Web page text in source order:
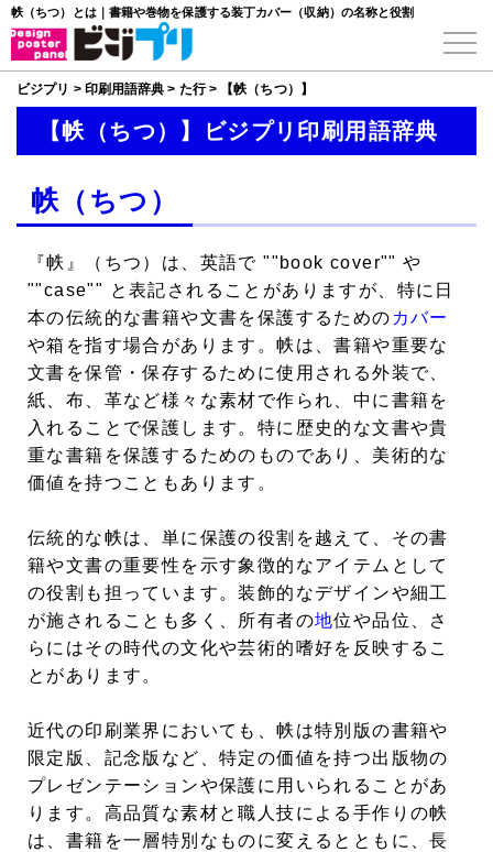
帙（ちつ）とは｜書籍や巻物を保護する装丁カバー（収納）の名称と役割
ビジプリ > 印刷用語辞典 > た行> 【帙（ちつ）】
【帙（ちつ）】ビジプリ印刷用語辞典
帙（ちつ）
『帙』（ちつ）は、英語で ""book cover"" や
""case"" と表記されることがありますが、特に日
本の伝統的な書籍や文書を保護するための カバー
や箱を指す場合があります。帙は、書籍や重要な
文書を保管・保存するために使用される外装で、
紙、布、革など様々な素材で作られ、中に書籍を
入れることで保護します。特に歴史的な文書や貴
重な書籍を保護するためのものであり、美術的な
価値を持つこともあります。
伝統的な帙は、単に保護の役割を越えて、その書
籍や文書の重要性を示す象徴的なアイテムとして
の役割も担っています。装飾的なデザインや細工
が施されることも多く、所有者の地位や品位、さ
らにはその時代の文化や芸術的嗜好を反映するこ
とがあります。
近代の印刷業界においても、帙は特別版の書籍や
限定版、記念版など、特定の価値を持つ出版物の
プレゼンテーションや保護に用いられることがあ
ります。高品質な素材と職人技による手作りの帙
は、書籍を一層特別なものに変えるとともに、長